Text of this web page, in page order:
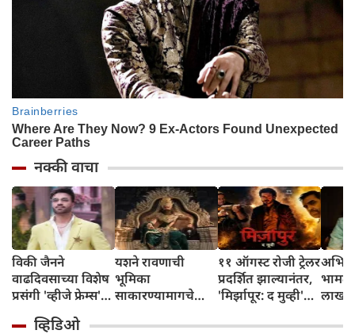
नक्की वाचा
विकी जैनने
वाढदिवसाच्या विशेष
प्रसंगी 'व्हीजे फ्रेम्स'
हाऊसची भव्य
यशने रावणाची
भूमिका
साकारण्यामागचे
११ ऑगस्ट रोजी ट्रेलर
प्रदर्शित झाल्यानंतर,
'मिर्झापूर: द मुव्ही'
प्रमोशन करणार
व्हिडिओ